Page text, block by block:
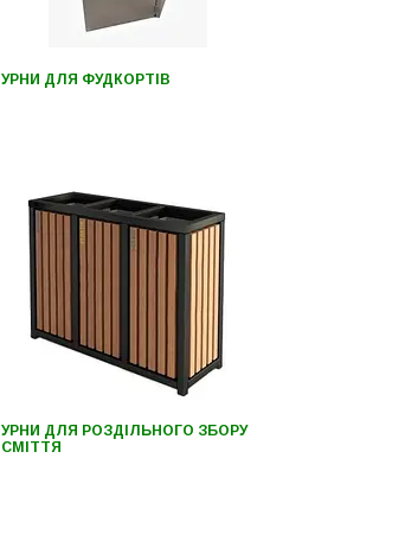
УРНИ ДЛЯ ФУДКОРТІВ
УРНИ ДЛЯ РОЗДІЛЬНОГО ЗБОРУ
СМІТТЯ